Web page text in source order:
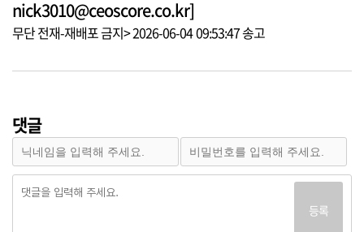
nick3010@ceoscore.co.kr]
무단 전재-재배포 금지> 2026-06-04 09:53:47 송고
댓글
등록